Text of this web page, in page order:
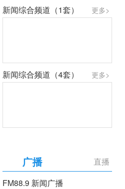
更多>
新闻综合频道（1套）
更多>
新闻综合频道（4套）
直播
广播
FM88.9 新闻广播